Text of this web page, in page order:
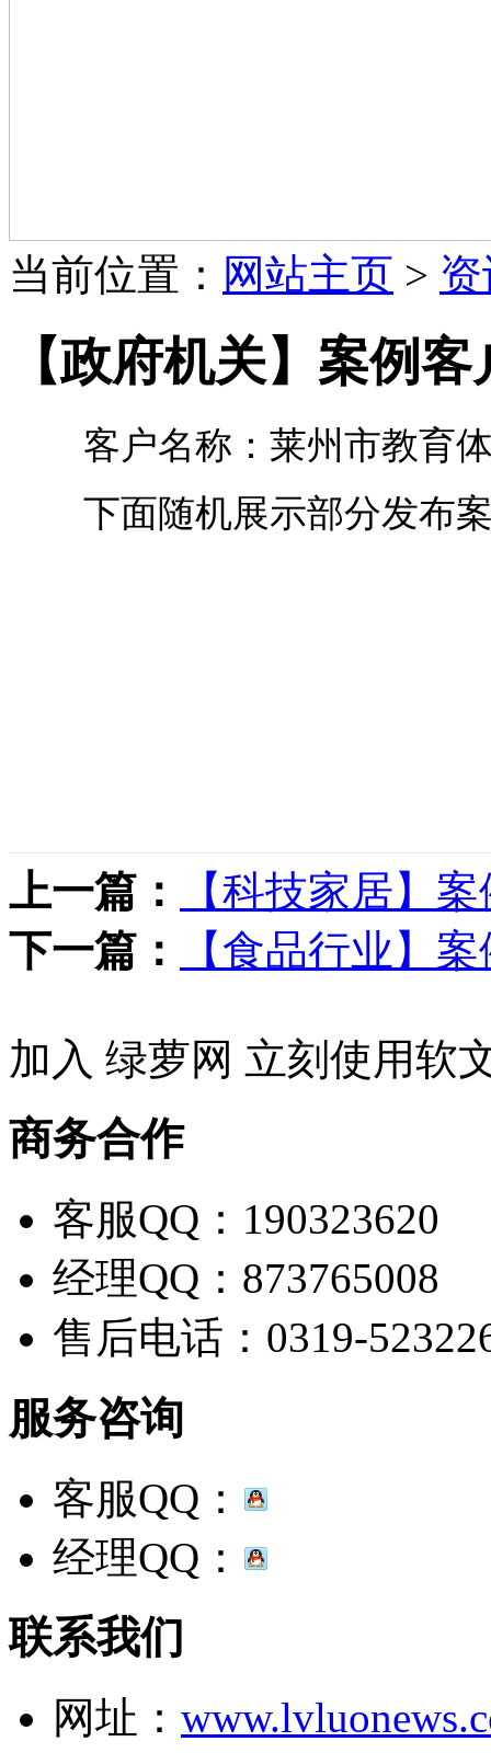
当前位置： 网站主页 >
【政府机关】案例
客户名称：莱州市教育
下面随机展示部分发布
上一篇：
【科技家居】
下一篇：
【食品行业】
加入 绿萝网 立刻使用软
商务合作
客服QQ：190323620
经理QQ：873765008
售后电话：0319-
服务咨询
客服QQ：
经理QQ：
联系我们
网址：